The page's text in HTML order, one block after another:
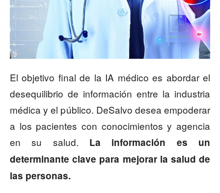
El objetivo final de la IA médico es abordar el
desequilibrio de información entre la industria
médica y el público. DeSalvo desea empoderar
a los pacientes con conocimientos y agencia
en su salud. La información es un
determinante clave para mejorar la salud de
las personas.